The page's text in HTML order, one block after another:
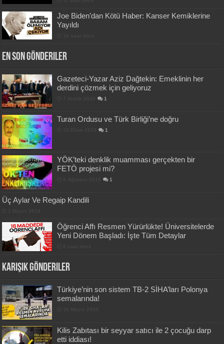
Joe Biden’dan Kötü Haber: Kanser Kemiklerine
Yayıldı
En Son Gönderiler
Gazeteci-Yazar Aziz Dağtekin: Emeklinin her
derdini çözmek için geliyoruz
1
Turan Ordusu ve Türk Birliği’ne doğru
1
YÖK’teki denklik muamması gerçekten bir
FETÖ projesi mi?
1
Üç Aylar Ve Regaip Kandili
Öğrenci Affı Resmen Yürürlükte! Üniversitelerde
Yeni Dönem Başladı: İşte Tüm Detaylar
Karışık Gönderiler
Türkiye’nin son sistem TB-2 SİHA’ları Polonya
semalarında!
Kilis Zabıtası bir seyyar satıcı ile 2 çocuğu darp
etti iddiası!